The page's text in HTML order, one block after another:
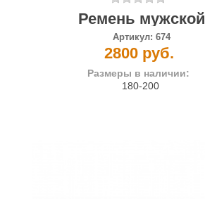
Ремень мужской
Артикул: 674
2800 руб.
Размеры в наличии:
180-200